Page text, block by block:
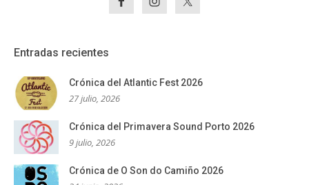
Entradas recientes
Crónica del Atlantic Fest 2026
27 julio, 2026
Crónica del Primavera Sound Porto 2026
9 julio, 2026
Crónica de O Son do Camiño 2026